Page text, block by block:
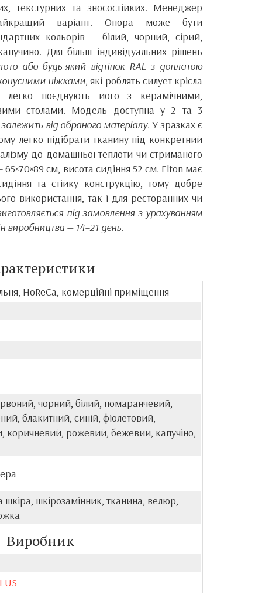
текстурних та зносостійких. Менеджер
варіант. Опора може бути
кольорів — білий, чорний, сірий,
Для більш індивідуальних рішень
або будь-який відтінок RAL з доплатою
ніжками, які роблять силует крісла
поєднують його з керамічними,
столами. Модель доступна у 2 та 3
залежить від обраного матеріалу. У зразках є
легко підібрати тканину під конкретний
до домашньої теплоти чи стриманого
см, висота сидіння 52 см. Elton має
та стійку конструкцію, тому добре
використання, так і для ресторанних чи
під замовлення з урахуванням
виробництва — 14–21 день.
HoReCa, комерційні приміщення
чорний, білий, помаранчевий,
блакитний, синій, фіолетовий,
коричневий, рожевий, бежевий, капучіно,
шкіра, шкірозамінник, тканина, велюр,
Виробник